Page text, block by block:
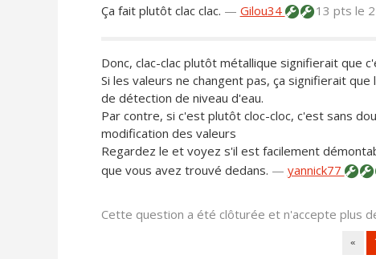
Ça fait plutôt clac clac. — Gilou34 13 pts le
Donc, clac-clac plutôt métallique signifierait que
Si les valeurs ne changent pas, ça signifierait
de détection de niveau d'eau.
Par contre, si c'est plutôt cloc-cloc, c'est sans
modification des valeurs
Regardez le et voyez s'il est facilement
que vous avez trouvé dedans. — yannick77
Cette question a été clôturée et n'accepte plus
«